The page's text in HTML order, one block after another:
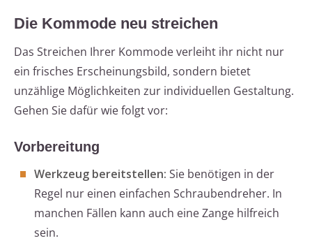
Die Kommode neu streichen
Das Streichen Ihrer Kommode verleiht ihr nicht nur
ein frisches Erscheinungsbild, sondern bietet
unzählige Möglichkeiten zur individuellen Gestaltung.
Gehen Sie dafür wie folgt vor:
Vorbereitung
Werkzeug bereitstellen: Sie benötigen in der
Regel nur einen einfachen Schraubendreher. In
manchen Fällen kann auch eine Zange hilfreich
sein.